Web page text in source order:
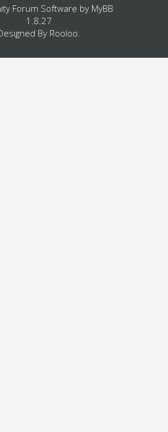
Forum Software by MyBB
1.8.27
By Rooloo.